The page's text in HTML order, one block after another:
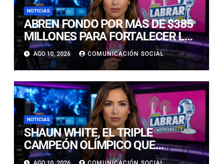
NOTICIAS
ABREN FONDO POR MÁS DE $385
MILLONES PARA FORTALECER LA
PESCA ARTESANAL EN ATACAMA
AGO 10, 2026 COMUNICACIÓN SOCIAL
NOTICIAS
SHAUN WHITE, EL TRIPLE
CAMPEÓN OLÍMPICO QUE
ALUCINA CON LA NIEVE DE CHILE: